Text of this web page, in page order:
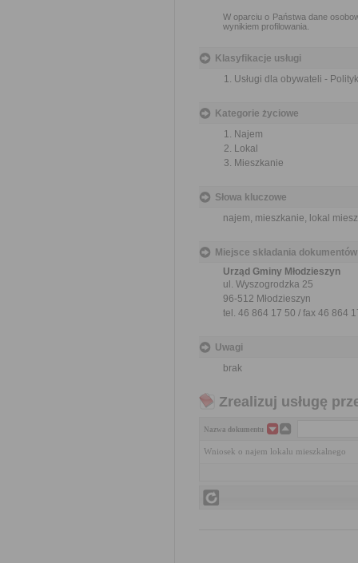
W oparciu o Państwa dane
wynikiem profilowania.
Klasyfikacje usługi
Usługi dla obywateli -
Kategorie życiowe
Najem
Lokal
Mieszkanie
Słowa kluczowe
najem, mieszkanie, lokal
Miejsce składania dokumentów
Urząd Gminy Młodzieszyn
ul. Wyszogrodzka 25
96-512 Młodzieszyn
tel. 46 864 17 50 / fax 46 864
Uwagi
brak
Zrealizuj usługę
Nazwa dokumentu
Wniosek o najem lokalu mieszkalnego